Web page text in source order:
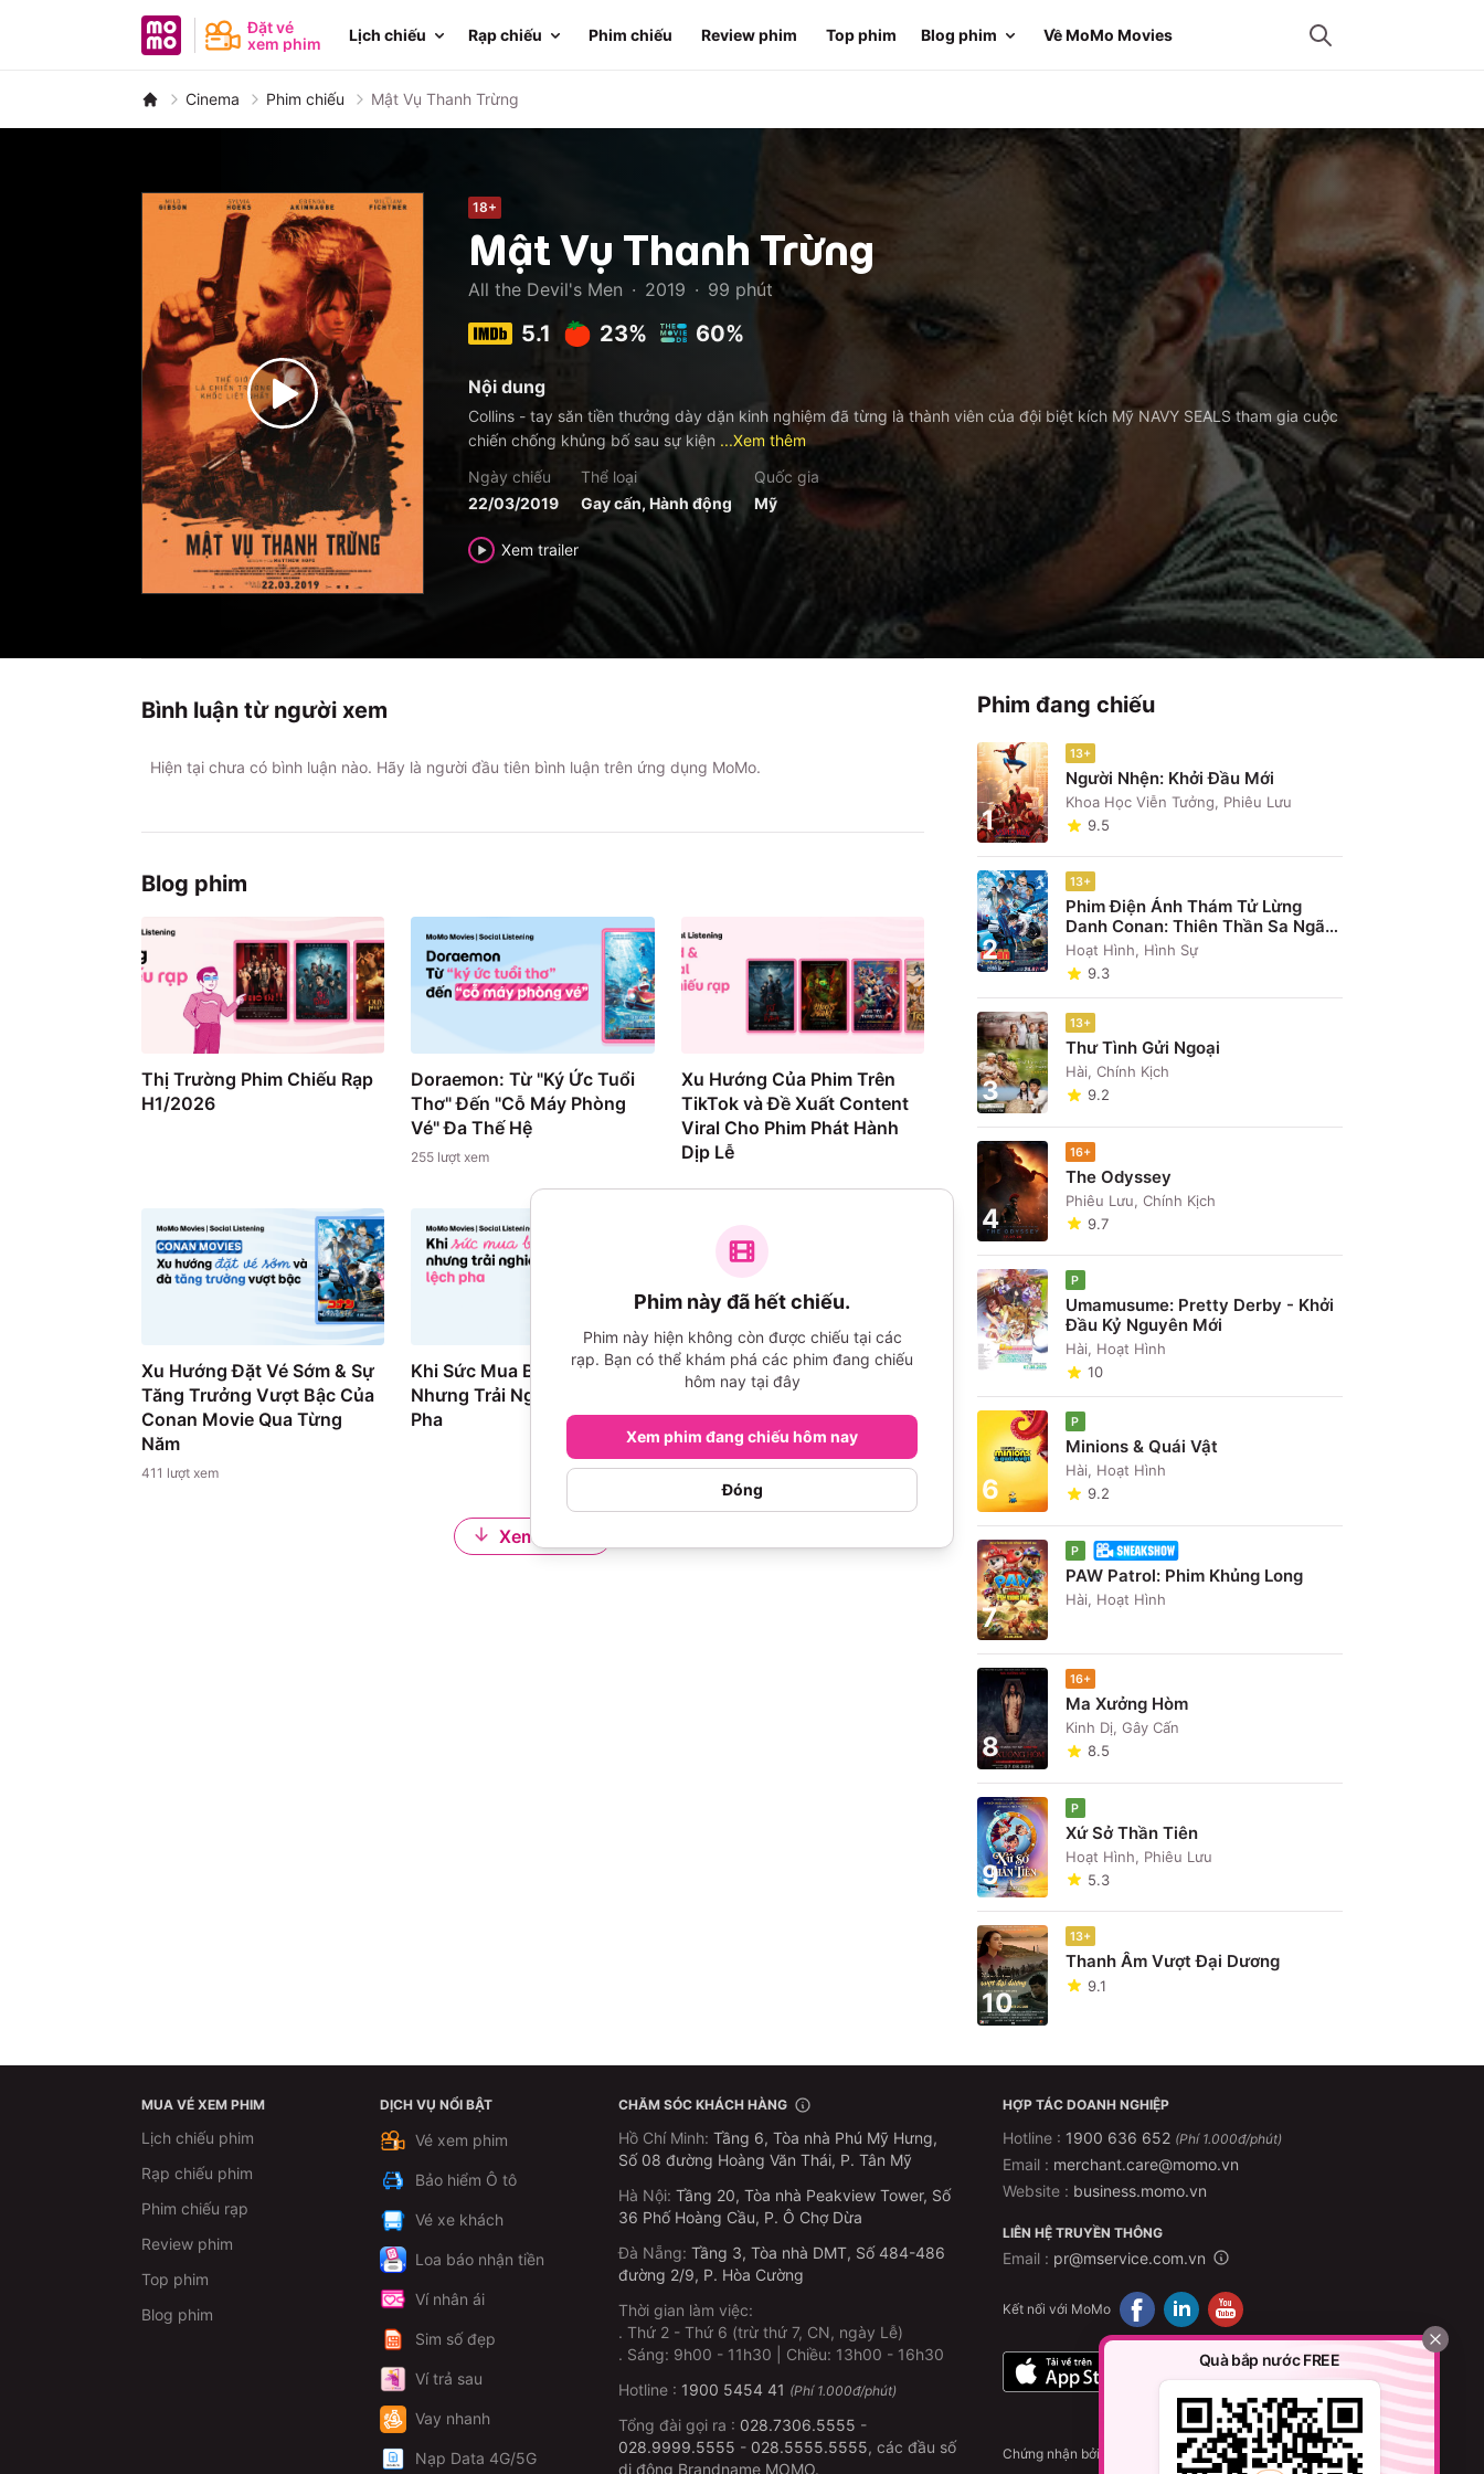
MoMo - Ứng dụng tài chính
Đặt vé
xem phim
Lịch chiếu Rạp chiếu Phim chiếu Review phim Top phim Blog phim Về MoMo Movies
Cinema Phim chiếu Mật Vụ Thanh Trừng
18+
Mật Vụ Thanh Trừng
All the Devil's Men · 2019 · 99 phút
5.1 23% 60%
Nội dung
Collins - tay săn tiền thưởng dày dặn kinh nghiệm đã từng là thành viên của đội biệt kích Mỹ NAVY SEALS tham gia cuộc
chiến chống khủng bố sau sự kiện ...Xem thêm
Ngày chiếu
22/03/2019
Thể loại
Gay cấn, Hành động
Quốc gia
Mỹ
Xem trailer
Bình luận từ người xem
Hiện tại chưa có bình luận nào. Hãy là người đầu tiên bình luận trên ứng dụng MoMo.
Blog phim
Thị Trường Phim Chiếu Rạp
H1/2026
Doraemon: Từ "Ký Ức Tuổi
Thơ" Đến "Cỗ Máy Phòng
Vé" Đa Thế Hệ
255 lượt xem
Xu Hướng Của Phim Trên
TikTok và Đề Xuất Content
Viral Cho Phim Phát Hành
Dịp Lễ
Xu Hướng Đặt Vé Sớm & Sự
Tăng Trưởng Vượt Bậc Của
Conan Movie Qua Từng
Năm
411 lượt xem
Khi Sức Mua Bùng Nổ
Nhưng Trải Nghiệm Bị Lệch
Pha
The Art of Sarah (2026):
Review & Phân Tích Toàn
Diện
lượt xem
Xem thêm
Phim đang chiếu
1
13+
Người Nhện: Khởi Đầu Mới
Khoa Học Viễn Tưởng, Phiêu Lưu
9.5
2
13+
Phim Điện Ảnh Thám Tử Lừng
Danh Conan: Thiên Thần Sa Ngã
Trên Xa Lộ
Hoạt Hình, Hình Sự
9.3
3
13+
Thư Tình Gửi Ngoại
Hài, Chính Kịch
9.2
4
16+
The Odyssey
Phiêu Lưu, Chính Kịch
9.7
5
P
Umamusume: Pretty Derby - Khởi
Đầu Kỷ Nguyên Mới
Hài, Hoạt Hình
10
6
P
Minions & Quái Vật
Hài, Hoạt Hình
9.2
7
P
PAW Patrol: Phim Khủng Long
Hài, Hoạt Hình
8
16+
Ma Xưởng Hòm
Kinh Dị, Gây Cấn
8.5
9
P
Xứ Sở Thần Tiên
Hoạt Hình, Phiêu Lưu
5.3
10
13+
Thanh Âm Vượt Đại Dương
9.1
MUA VÉ XEM PHIM
Lịch chiếu phim
Rạp chiếu phim
Phim chiếu rạp
Review phim
Top phim
Blog phim
DỊCH VỤ NỔI BẬT
Vé xem phim
Bảo hiểm Ô tô
Vé xe khách
Loa báo nhận tiền
Ví nhân ái
Sim số đẹp
Ví trả sau
Vay nhanh
Nạp Data 4G/5G
CHĂM SÓC KHÁCH HÀNG
Hồ Chí Minh: Tầng 6, Tòa nhà Phú Mỹ Hưng,
Số 08 đường Hoàng Văn Thái, P. Tân Mỹ
Hà Nội: Tầng 20, Tòa nhà Peakview Tower, Số
36 Phố Hoàng Cầu, P. Ô Chợ Dừa
Đà Nẵng: Tầng 3, Tòa nhà DMT, Số 484-486
đường 2/9, P. Hòa Cường
Thời gian làm việc:
. Thứ 2 - Thứ 6 (trừ thứ 7, CN, ngày Lễ)
. Sáng: 9h00 - 11h30 | Chiều: 13h00 - 16h30
Hotline : 1900 5454 41 (Phí 1.000đ/phút)
Tổng đài gọi ra : 028.7306.5555 -
028.9999.5555 - 028.5555.5555, các đầu số
di động Brandname MOMO.
HỢP TÁC DOANH NGHIỆP
Hotline : 1900 636 652 (Phí 1.000đ/phút)
Email : merchant.care@momo.vn
Website : business.momo.vn
LIÊN HỆ TRUYỀN THÔNG
Email : pr@mservice.com.vn
Kết nối với MoMo
Chứng nhận bởi
Quà bắp nước FREE
Phim này đã hết chiếu.
Phim này hiện không còn được chiếu tại các
rạp. Bạn có thể khám phá các phim đang chiếu
hôm nay tại đây
Xem phim đang chiếu hôm nay
Đóng